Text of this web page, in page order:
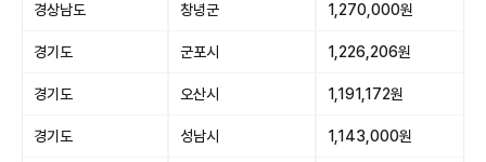
경상남도 창녕군 1,270,000원
경기도 군포시 1,226,206원
경기도 오산시 1,191,172원
경기도 성남시 1,143,000원